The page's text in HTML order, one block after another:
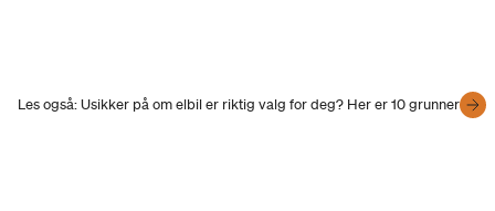
Les også: Usikker på om elbil er riktig valg for deg? Her er 10 grunner